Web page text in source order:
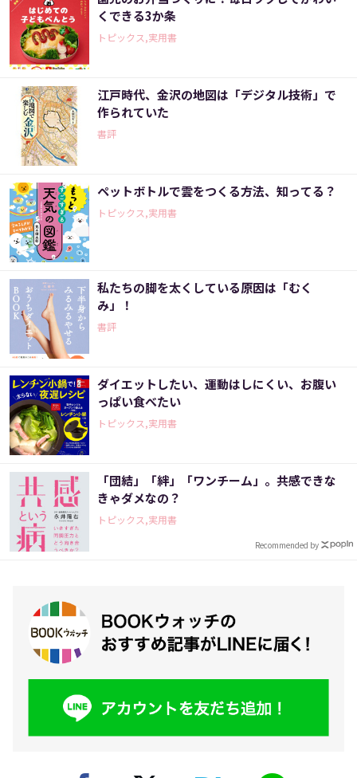
くできる3か条
トピックス,実用書
江戸時代、金沢の地図は「デジタル技術」で
作られていた
書評
ペットボトルで雲をつくる方法、知ってる？
トピックス,実用書
私たちの脚を太くしている原因は「むく
み」！
書評
ダイエットしたい、運動はしにくい、お腹い
っぱい食べたい
トピックス,実用書
「団結」「絆」「ワンチーム」。共感できな
きゃダメなの？
トピックス,実用書
Recommended by